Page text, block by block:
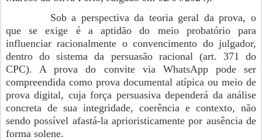
Sob a perspectiva da teoria geral da prova, o
que se exige é a aptidão do meio probatório para
influenciar racionalmente o convencimento do julgador,
dentro do sistema da persuasão racional (art. 371 do
CPC). A prova do convite via WhatsApp pode ser
compreendida como prova documental atípica ou meio de
prova digital, cuja força persuasiva dependerá da análise
concreta de sua integridade, coerência e contexto, não
sendo possível afastá-la aprioristicamente por ausência de
forma solene.